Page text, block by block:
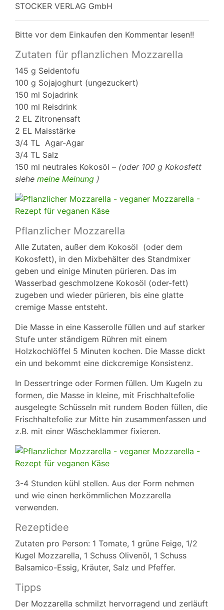
STOCKER VERLAG GmbH
Bitte vor dem Einkaufen den Kommentar lesen!!
Zutaten für pflanzlichen Mozzarella
145 g Seidentofu
100 g Sojajoghurt (ungezuckert)
150 ml Sojadrink
100 ml Reisdrink
2 EL Zitronensaft
2 EL Maisstärke
3/4 TL Agar-Agar
3/4 TL Salz
150 ml neutrales Kokosöl – (oder 100 g Kokosfett
siehe meine Meinung )
Pflanzlicher Mozzarella
Alle Zutaten, außer dem Kokosöl (oder dem
Kokosfett), in den Mixbehälter des Standmixer
geben und einige Minuten pürieren. Das im
Wasserbad geschmolzene Kokosöl (oder-fett)
zugeben und wieder pürieren, bis eine glatte
cremige Masse entsteht.
Die Masse in eine Kasserolle füllen und auf starker
Stufe unter ständigem Rühren mit einem
Holzkochlöffel 5 Minuten kochen. Die Masse dickt
ein und bekommt eine dickcremige Konsistenz.
In Dessertringe oder Formen füllen. Um Kugeln zu
formen, die Masse in kleine, mit Frischhaltefolie
ausgelegte Schüsseln mit rundem Boden füllen, die
Frischhaltefolie zur Mitte hin zusammenfassen und
z.B. mit einer Wäscheklammer fixieren.
3-4 Stunden kühl stellen. Aus der Form nehmen
und wie einen herkömmlichen Mozzarella
verwenden.
Rezeptidee
Zutaten pro Person: 1 Tomate, 1 grüne Feige, 1/2
Kugel Mozzarella, 1 Schuss Olivenöl, 1 Schuss
Balsamico-Essig, Kräuter, Salz und Pfeffer.
Tipps
Der Mozzarella schmilzt hervorragend und zerläuft